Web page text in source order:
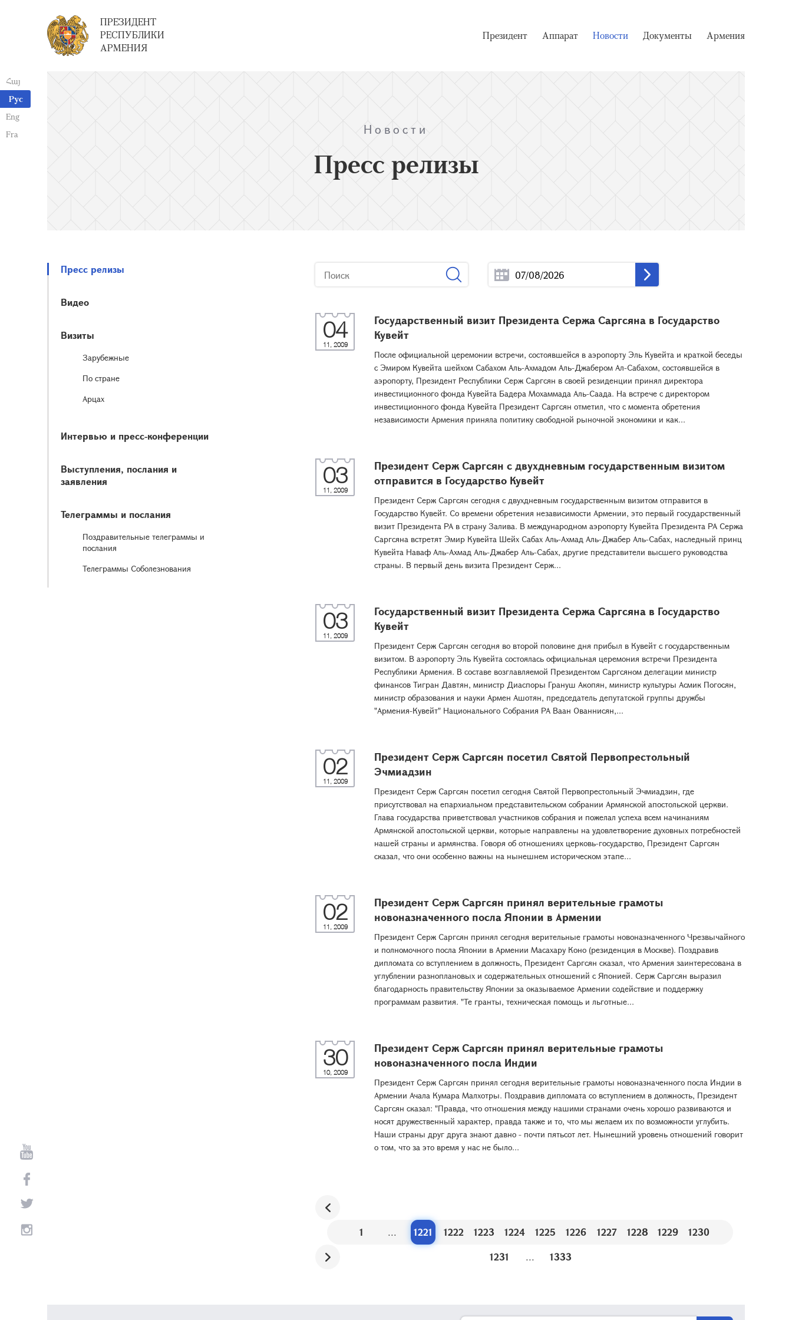
Հայ
Рус
Eng
Fra
ПРЕЗИДЕНТ
РЕСПУБЛИКИ
АРМЕНИЯ
Президент Аппарат Новости Документы Армения
Новости
Пресс релизы
Пресс релизы
Видео
Визиты
Зарубежные
По стране
Арцах
Интервью и пресс-конференции
Выступления, послания и
заявления
Телеграммы и послания
Поздравительные телеграммы и
послания
Телеграммы Соболезнования
04
11, 2009
Государственный визит Президента Сержа Саргсяна в Государство
Кувейт
После официальной церемонии встречи, состоявшейся в аэропорту Эль Кувейта и краткой беседы
с Эмиром Кувейта шейхом Сабахом Аль-Ахмадом Аль-Джабером Ал-Сабахом, состоявшейся в
аэропорту, Президент Республики Серж Саргсян в своей резиденции принял директора
инвестиционного фонда Кувейта Бадера Мохаммада Аль-Саада. На встрече с директором
инвестиционного фонда Кувейта Президент Саргсян отметил, что с момента обретения
независимости Армения приняла политику свободной рыночной экономики и как...
03
11, 2009
Президент Серж Саргсян с двухдневным государственным визитом
отправится в Государство Кувейт
Президент Серж Саргсян сегодня с двухдневным государственным визитом отправится в
Государство Кувейт. Со времени обретения независимости Армении, это первый государственный
визит Президента РА в страну Залива. В международном аэропорту Кувейта Президента РА Сержа
Саргсяна встретят Эмир Кувейта Шейх Сабах Аль-Ахмад Аль-Джабер Аль-Сабах, наследный принц
Кувейта Наваф Аль-Ахмад Аль-Джабер Аль-Сабах, другие представители высшего руководства
страны. В первый день визита Президент Серж...
03
11, 2009
Государственный визит Президента Сержа Саргсяна в Государство
Кувейт
Президент Серж Саргсян сегодня во второй половине дня прибыл в Кувейт с государственным
визитом. В аэропорту Эль Кувейта состоялась официальная церемония встречи Президента
Республики Армения. В составе возглавляемой Президентом Саргсяном делегации министр
финансов Тигран Давтян, министр Диаспоры Грануш Акопян, министр культуры Асмик Погосян,
министр образования и науки Армен Ашотян, председатель депутатской группы дружбы
"Армения-Кувейт" Национального Собрания РА Ваан Ованнисян,...
02
11, 2009
Президент Серж Саргсян посетил Святой Первопрестольный
Эчмиадзин
Президент Серж Саргсян посетил сегодня Святой Первопрестольный Эчмиадзин, где
присутствовал на епархиальном представительском собрании Армянской апостольской церкви.
Глава государства приветствовал участников собрания и пожелал успеха всем начинаниям
Армянской апостольской церкви, которые направлены на удовлетворение духовных потребностей
нашей страны и армянства. Говоря об отношениях церковь-государство, Президент Саргсян
сказал, что они особенно важны на нынешнем историческом этапе...
02
11, 2009
Президент Серж Саргсян принял верительные грамоты
новоназначенного посла Японии в Армении
Президент Серж Саргсян принял сегодня верительные грамоты новоназначенного Чрезвычайного
и полномочного посла Японии в Армении Масахару Коно (резиденция в Москве). Поздравив
дипломата со вступлением в должность, Президент Саргсян сказал, что Армения заинтересована в
углублении разноплановых и содержательных отношений с Японией. Серж Саргсян выразил
благодарность правительству Японии за оказываемое Армении содействие и поддержку
программам развития. "Те гранты, техническая помощь и льготные...
30
10, 2009
Президент Серж Саргсян принял верительные грамоты
новоназначенного посла Индии
Президент Серж Саргсян принял сегодня верительные грамоты новоназначенного посла Индии в
Армении Ачала Кумара Малхотры. Поздравив дипломата со вступлением в должность, Президент
Саргсян сказал: "Правда, что отношения между нашими странами очень хорошо развиваются и
носят дружественный характер, правда также и то, что мы желаем их по возможности углубить.
Наши страны друг друга знают давно - почти пятьсот лет. Нынешний уровень отношений говорит
о том, что за это время у нас не было...
1 ... 1221 1222 1223 1224 1225 1226 1227 1228 1229
1230
1231
... 1333